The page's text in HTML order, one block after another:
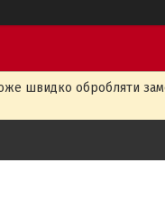
швидко обробляти